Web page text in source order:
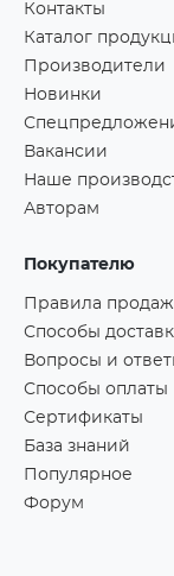
Контакты
Каталог
Производители
Новинки
Вакансии
Наше
Авторам
Покупателю
Правила
Способы
Вопросы и
Способы оплаты
Сертификаты
База знаний
Популярное
Форум